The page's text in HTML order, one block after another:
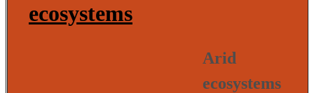
ecosystems
Arid
ecosystems